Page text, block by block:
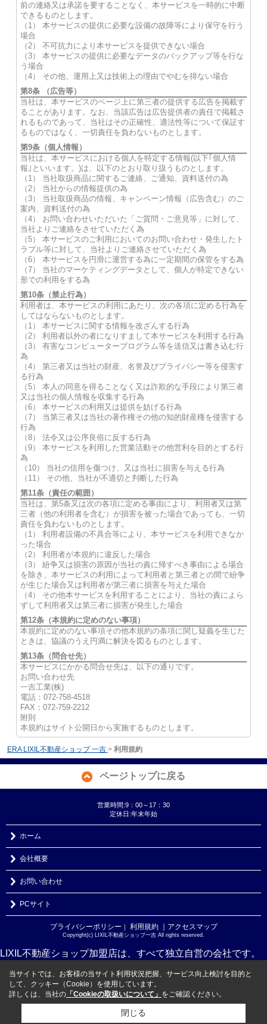
前の連絡又は承諾を要することなく、本サービスを一時的に中断
できるものとします。
（1） 本サービスの提供に必要な設備の故障等により保守を行う
場合
（2） 不可抗力により本サービスを提供できない場合
（3） 本サービスの提供に必要なデータのバックアップ等を行な
う場合
（4） その他、運用上又は技術上の理由でやむを得ない場合
第8条 （広告等）
当社は、本サービスのページ上に第三者の提供する広告を掲載す
ることがあります。なお、当該広告は広告提供者の責任で掲載さ
れるものであって、当社はその正確性、適法性等について保証す
るものではなく、一切責任を負わないものとします。
第9条（個人情報）
当社は、本サービスにおける個人を特定する情報(以下｢個人情
報｣といいます。)は、以下のとおり取り扱うものとします。
（1） 当社取扱商品に関するご連絡、ご通知、資料送付の為
（2） 当社からの情報提供の為
（3） 当社取扱商品の情報、キャンペーン情報（広告含む）のご
案内、資料送付の為
（4） お問い合わせいただいた「ご質問・ご意見等」に対して、
当社よりご連絡をさせていただく為
（5） 本サービスのご利用においてのお問い合わせ・発生したト
ラブル等に対して、当社よりご連絡させていただく為
（6） 本サービスを円滑に運営する為に一定期間の保管をする為
（7） 当社のマーケティングデータとして、個人が特定できない
形での利用をする為
第10条（禁止行為）
利用者は、本サービスの利用にあたり、次の各項に定める行為を
してはならないものとします。
（1） 本サービスに関する情報を改ざんする行為
（2） 利用者以外の者になりすまして本サービスを利用する行為
（3） 有害なコンピュータープログラム等を送信又は書き込む行
為
（4） 第三者又は当社の財産、名誉及びプライバシー等を侵害す
る行為
（5） 本人の同意を得ることなく又は詐欺的な手段により第三者
又は当社の個人情報を収集する行為
（6） 本サービスの利用又は提供を妨げる行為
（7） 当第三者又は当社の著作権その他の知的財産権を侵害する
行為
（8） 法令又は公序良俗に反する行為
（9） 本サービスを利用した営業活動その他営利を目的とする行
為
（10） 当社の信用を傷つけ、又は当社に損害を与える行為
（11） その他、当社が不適切と判断した行為
第11条（責任の範囲）
当社は、第5条又は次の各項に定める事由により、利用者又は第
三者（他の利用者を含む）が損害を被った場合であっても、一切
責任を負わないものとします。
（1） 利用者設備の不具合等により、本サービスを利用できなか
った場合
（2） 利用者が本規約に違反した場合
（3） 紛争又は損害の原因が当社の責に帰すべき事由による場合
を除き、本サービスの利用によって利用者と第三者との間で紛争
が生じた場合又は利用者が第三者に損害を与えた場合
（4） その他本サービスを利用することにより、当社の責によら
ずして利用者又は第三者に損害が発生した場合
第12条（本規約に定めのない事項）
本規約に定めのない事項その他本規約の条項に関し疑義を生じた
ときは、協議のうえ円満に解決を図るものとします。
第13条（問合せ先）
本サービスにかかる問合せ先は、以下の通りです。
お問い合わせ先
一吉工業(株)
電話：072-758-4518
FAX：072-759-2212
附則
本規約はサイト公開日から実施するものとします。
ERA LIXIL不動産ショップ 一吉 > 利用規約
ページトップに戻る
営業時間:9：00～17：30
定休日:年末年始
ホーム
会社概要
お問い合わせ
PCサイト
プライバシーポリシー ｜ 利用規約 ｜アクセスマップ
Copyright(c) LIXIL不動産ショップ一吉 All rights reserved.
LIXIL不動産ショップ加盟店は、すべて独立自営の会社です。
当サイトでは、お客様の当サイト利用状況把握、サービス向上検討を目的と
して、クッキー（Cookie）を使用しています。
詳しくは、当社の 「Cookieの取扱いについて」 をご確認ください。
閉じる